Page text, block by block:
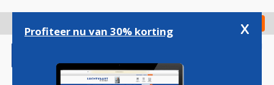
gaan
Check in
Profiteer nu van 30% korting x